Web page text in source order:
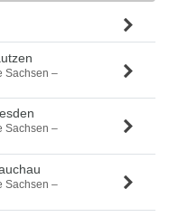
Sachsen –
Sachsen –
Sachsen –